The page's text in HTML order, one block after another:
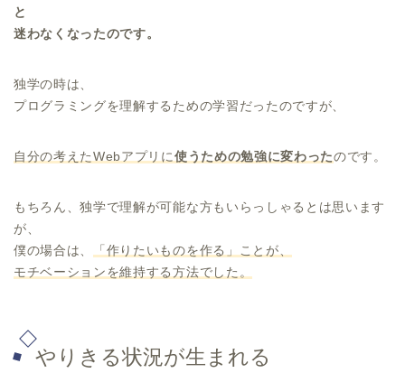
と
迷わなくなったのです。
独学の時は、
プログラミングを理解するための学習だったのですが、
自分の考えたWebアプリに 使うための勉強に変わったのです。
もちろん、独学で理解が可能な方もいらっしゃるとは思います
が、
僕の場合は、
「作りたいものを作る」ことが、
モチベーションを維持する方法でした。
やりきる状況が生まれる